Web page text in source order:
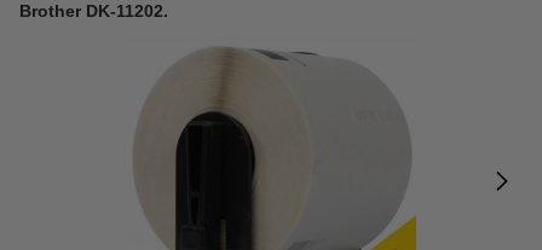
Brother DK-11202.